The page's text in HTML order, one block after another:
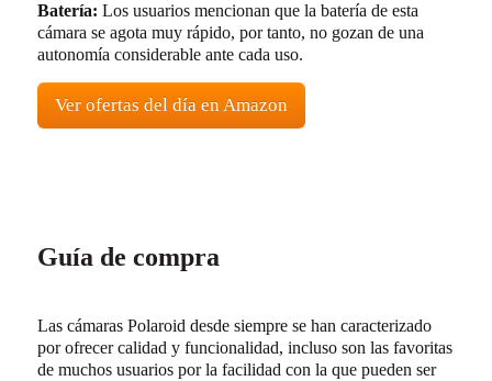
Batería: Los usuarios mencionan que la batería de esta
cámara se agota muy rápido, por tanto, no gozan de una
autonomía considerable ante cada uso.
Ver ofertas del día en Amazon
Guía de compra
Las cámaras Polaroid desde siempre se han caracterizado
por ofrecer calidad y funcionalidad, incluso son las favoritas
de muchos usuarios por la facilidad con la que pueden ser